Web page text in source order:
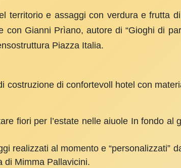
territorio e assaggi con verdura e frutta
Gianni Prìano, autore di “Gioghi di
Piazza Italia.
costruzione di confortevoll hotel con
fiori per l’estate nelle aiuole In fondo al
realizzati al momento e “perso­nalizzati”
di Mimma Pallavicini.